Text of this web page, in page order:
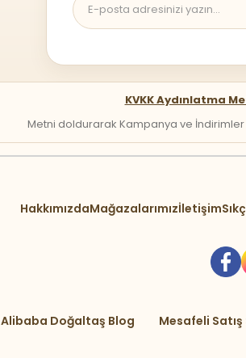
KVKK Aydınlatma
Metni doldurarak Kampanya ve İndirimler
HakkımızdaMağazalarımızİletişim
Alibaba Doğaltaş Blog Mesafeli